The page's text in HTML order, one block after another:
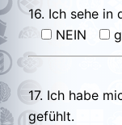
16. Ich sehe in
NEIN
17. Ich habe
gefühlt.